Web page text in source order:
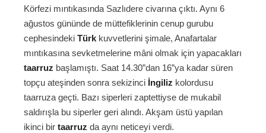
Körfezi mıntıkasında Sazlıdere civarına çıktı. Aynı 6
ağustos gününde de müttefiklerinin cenup gurubu
cephesindeki Türk kuvvetlerini şimale, Anafartalar
mıntıkasına sevketmelerine mâni olmak için yapacakları
taarruz başlamıştı. Saat 14.30”dan 16”ya kadar süren
topçu ateşinden sonra sekizinci İngiliz kolordusu
taarruza geçti. Bazı siperleri zaptettiyse de mukabil
saldırışla bu siperler geri alındı. Akşam üstü yapılan
ikinci bir taarruz da aynı neticeyi verdi.